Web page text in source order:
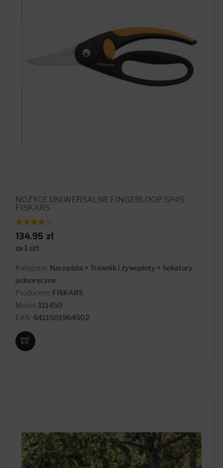
NOŻYCE UNIWERSALNE FINGERLOOP SP45
FISKARS
134.95 zł
za 1 szt
Kategoria: Narzędzia > Trawnik i żywopłoty > Sekatory
jednoręczne
Producent: FISKARS
Model: 111450
EAN: 6411501964502